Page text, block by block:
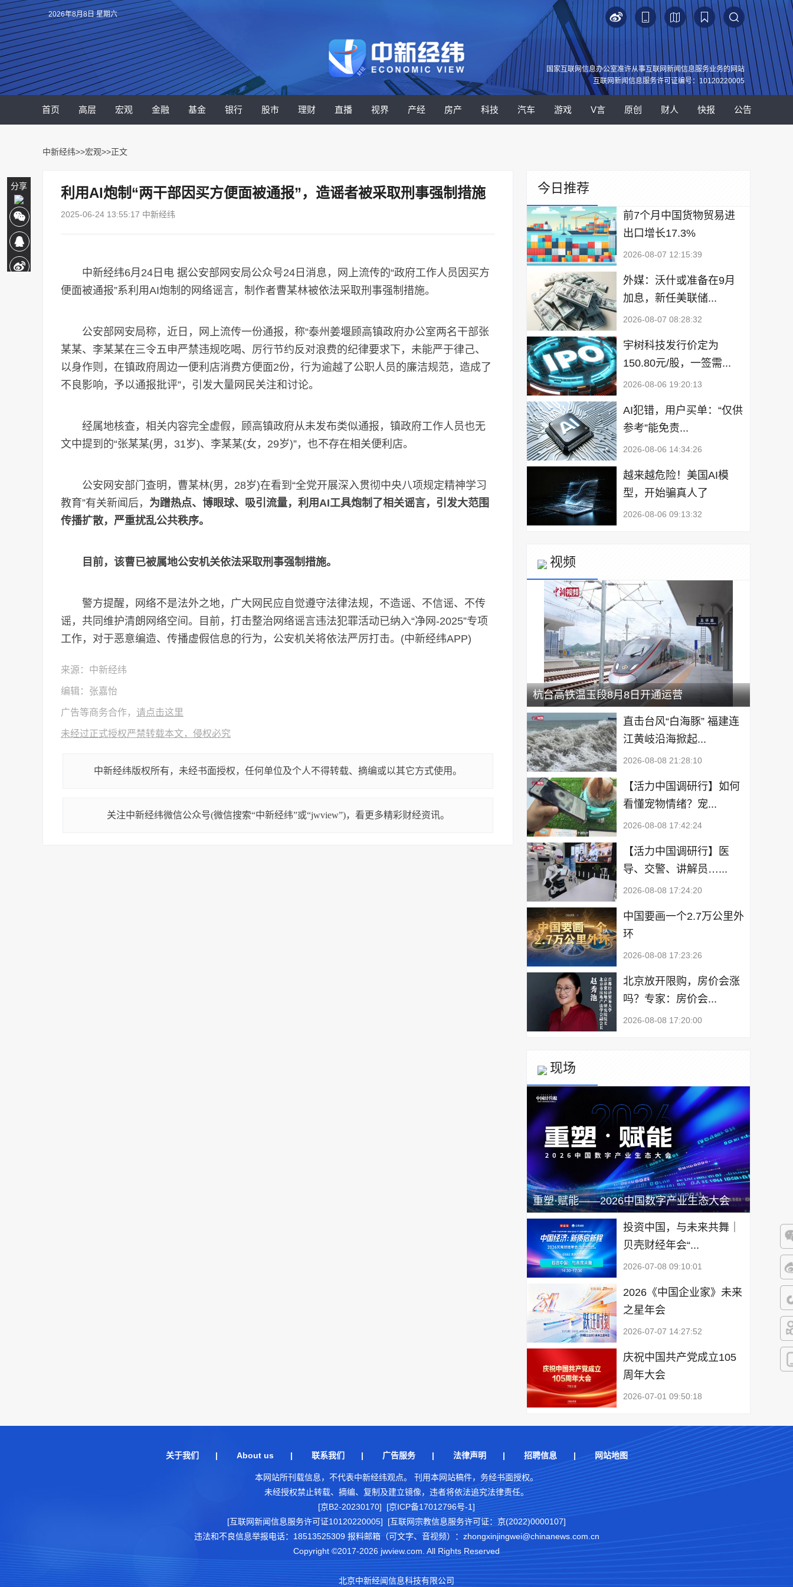
微
微
抖
快
分享
2026年8月8日 星期六
国家互联网信息办公室准许从事互联网新闻信息服务业务的网站
互联网新闻信息服务许可证编号：10120220005
首页 高层 宏观 金融 基金 银行 股市 理财 直播 视界 产经 房产 科技 汽车 游戏 V言 原创 财人 快报 公告
中新经纬>>宏观>>正文
利用AI炮制“两干部因买方便面被通报”，造谣者被采取刑事强制措施
2025-06-24 13:55:17 中新经纬
中新经纬6月24日电 据公安部网安局公众号24日消息，网上流传的“政府工作人员因买方
便面被通报”系利用AI炮制的网络谣言，制作者曹某林被依法采取刑事强制措施。
公安部网安局称，近日，网上流传一份通报，称“泰州姜堰顾高镇政府办公室两名干部张
某某、李某某在三令五申严禁违规吃喝、厉行节约反对浪费的纪律要求下，未能严于律己、
以身作则，在镇政府周边一便利店消费方便面2份，行为逾越了公职人员的廉洁规范，造成了
不良影响，予以通报批评”，引发大量网民关注和讨论。
经属地核查，相关内容完全虚假，顾高镇政府从未发布类似通报，镇政府工作人员也无
文中提到的“张某某(男，31岁)、李某某(女，29岁)”，也不存在相关便利店。
公安网安部门查明，曹某林(男，28岁)在看到“全党开展深入贯彻中央八项规定精神学习
教育”有关新闻后， 为蹭热点、博眼球、吸引流量，利用AI工具炮制了相关谣言，引发大范围
传播扩散，严重扰乱公共秩序。
目前，该曹已被属地公安机关依法采取刑事强制措施。
警方提醒，网络不是法外之地，广大网民应自觉遵守法律法规，不造谣、不信谣、不传
谣，共同维护清朗网络空间。目前，打击整治网络谣言违法犯罪活动已纳入“净网-2025”专项
工作，对于恶意编造、传播虚假信息的行为，公安机关将依法严厉打击。(中新经纬APP)
来源：中新经纬
编辑：张嘉怡
广告等商务合作， 请点击这里
未经过正式授权严禁转载本文，侵权必究
中新经纬版权所有，未经书面授权，任何单位及个人不得转载、摘编或以其它方式使用。
关注中新经纬微信公众号(微信搜索“中新经纬”或“jwview”)，看更多精彩财经资讯。
今日推荐
前7个月中国货物贸易进
出口增长17.3%
2026-08-07 12:15:39
外媒：沃什或准备在9月
加息，新任美联储...
2026-08-07 08:28:32
宇树科技发行价定为
150.80元/股，一签需...
2026-08-06 19:20:13
AI犯错，用户买单：“仅供
参考”能免责...
2026-08-06 14:34:26
越来越危险！美国AI模
型，开始骗真人了
2026-08-06 09:13:32
视频
杭台高铁温玉段8月8日开通运营
直击台风“白海豚” 福建连
江黄岐沿海掀起...
2026-08-08 21:28:10
【活力中国调研行】如何
看懂宠物情绪？宠...
2026-08-08 17:42:24
【活力中国调研行】医
导、交警、讲解员…...
2026-08-08 17:24:20
中国要画一个2.7万公里外
环
2026-08-08 17:23:26
北京放开限购，房价会涨
吗？专家：房价会...
2026-08-08 17:20:00
现场
重塑·赋能——2026中国数字产业生态大会
投资中国，与未来共舞｜
贝壳财经年会“...
2026-07-08 09:10:01
2026《中国企业家》未来
之星年会
2026-07-07 14:27:52
庆祝中国共产党成立105
周年大会
2026-07-01 09:50:18
关于我们 | About us| 联系我们 | 广告服务| 法律声明 | 招聘信息 | 网站地图
本网站所刊载信息，不代表中新经纬观点。 刊用本网站稿件，务经书面授权。
未经授权禁止转载、摘编、复制及建立镜像，违者将依法追究法律责任。
[京B2-20230170] [京ICP备17012796号-1]
[互联网新闻信息服务许可证10120220005]
[互联网宗教信息服务许可证：京(2022)0000107]
违法和不良信息举报电话：18513525309 报料邮箱（可文字、音视频）：zhongxinjingwei@chinanews.com.cn
Copyright ©2017-2026 jwview.com. All Rights Reserved
北京中新经闻信息科技有限公司